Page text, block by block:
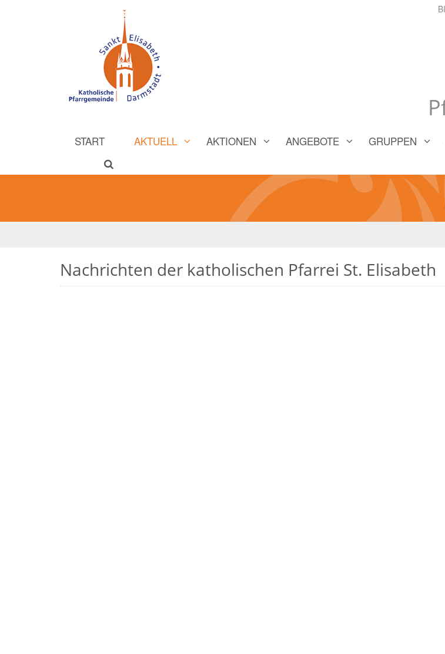
START AKTUELL AKTIONEN ANGEBOTE GRUPPEN
Nachrichten der katholischen Pfarrei St. Elisabeth